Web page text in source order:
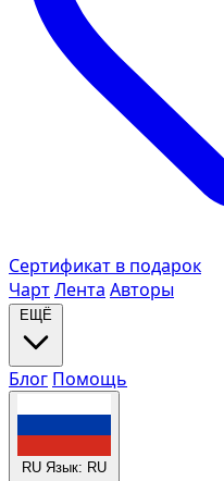
Сертификат в подарок
ЧартЛента Авторы
ЕЩЁ
Блог Помощь
RU Язык: RU